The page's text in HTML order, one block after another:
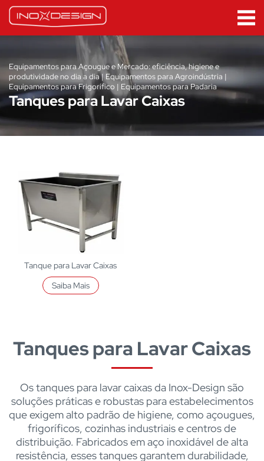
Equipamentos para Açougue e Mercado: eficiência, higiene e
produtividade no dia a dia | Equipamentos para Agroindústria |
Equipamentos para Frigorífico | Equipamentos para Padaria
Tanques para Lavar Caixas
Tanque para Lavar Caixas
Saiba Mais
Tanques para Lavar Caixas
Os tanques para lavar caixas da Inox-Design são
soluções práticas e robustas para estabelecimentos
que exigem alto padrão de higiene, como açougues,
frigoríficos, cozinhas industriais e centros de
distribuição. Fabricados em aço inoxidável de alta
resistência, esses tanques garantem durabilidade,